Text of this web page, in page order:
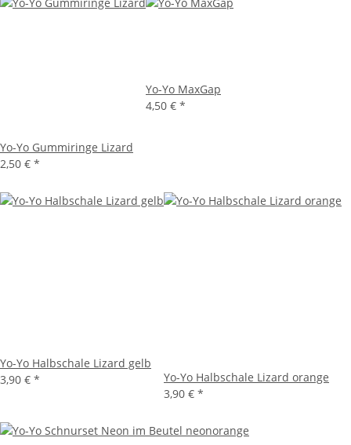
Yo-Yo Gummiringe Lizard
2,50 € *
Yo-Yo MaxGap
4,50 € *
Yo-Yo Halbschale Lizard gelb
3,90 € *
Yo-Yo Halbschale Lizard orange
3,90 € *